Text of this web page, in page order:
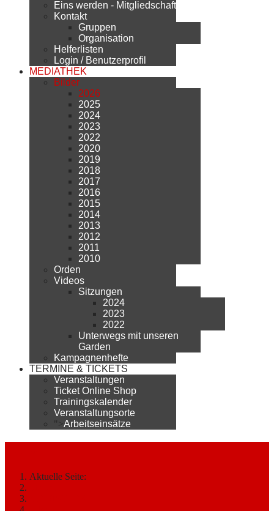
Eins werden - Mitgliedschaft
Kontakt
Gruppen
Organisation
Helferlisten
Login / Benutzerprofil
MEDIATHEK
Bilder
2026
2025
2024
2023
2022
2020
2019
2018
2017
2016
2015
2014
2013
2012
2011
2010
Orden
Videos
Sitzungen
2024
2023
2022
Unterwegs mit unseren
Garden
Kampagnenhefte
TERMINE & TICKETS
Veranstaltungen
Ticket Online Shop
Trainingskalender
Veranstaltungsorte
">Arbeitseinsätze
Aktuelle Seite: